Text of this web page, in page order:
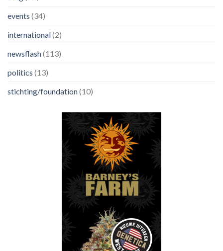
events (34)
international(2)
newsflash(113)
politics (13)
stichting/foundation(10)